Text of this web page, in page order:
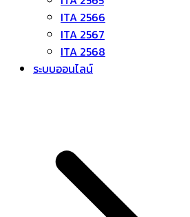
ITA 2566
ITA 2567
ITA 2568
ระบบออนไลน์